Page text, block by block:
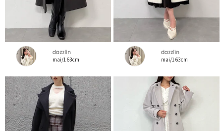
dazzlin
mai/163cm
dazzlin
mai/163cm